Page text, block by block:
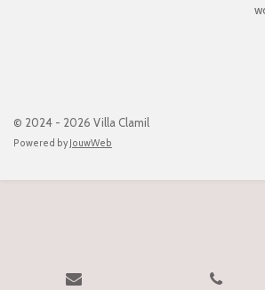
© 2024 - 2026 Villa Clamil
Powered byJouwWeb